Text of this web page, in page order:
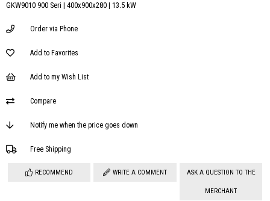
GKW9010 900 Seri | 400x900x280 | 13.5 kW
Order via Phone
Add to Favorites
Add to my Wish List
Compare
Notify me when the price goes down
Free Shipping
RECOMMEND WRITE A COMMENT ASK A QUESTION TO THE
MERCHANT